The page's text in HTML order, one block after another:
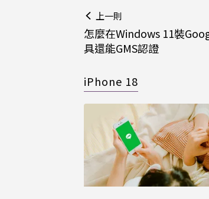
上一則
怎麼在Windows 11裝
具還能GMS認證
iPhone 18